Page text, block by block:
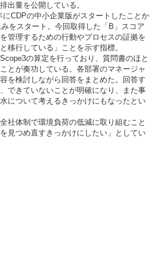
出量を公開している。
CDPの中小企業版がスタートしたことか
をスタート。今回取得した「B」スコア
管理するための行動やプロセスの証拠を
移行している」ことを示す指標。
の算定を行っており、質問書のほと
とが奏功している。各部署のマネージャ
を検討しながら回答をまとめた。回答す
できていないことが明確になり、また事
について考えるきっかけにもなったとい
社体制で環境負荷の低減に取り組むこと
見つめ直すきっかけにしたい」としてい